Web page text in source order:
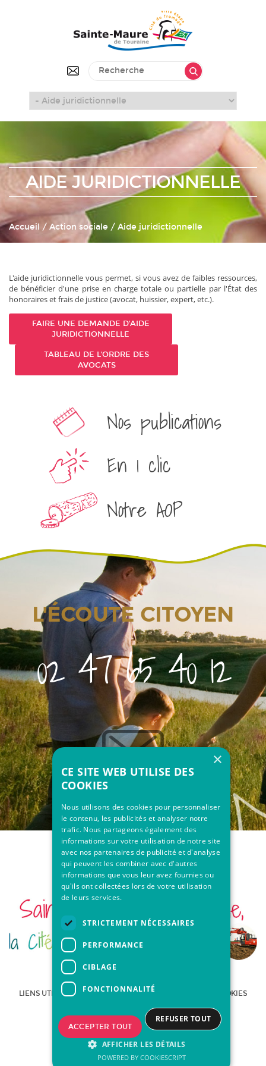
AIDE JURIDICTIONNELLE
Accueil / Action sociale / Aide juridictionnelle
L'aide juridictionnelle vous permet, si vous avez de faibles ressources,
de bénéficier d'une prise en charge totale ou partielle par l'État des
honoraires et frais de justice (avocat, huissier, expert, etc.).
FAIRE UNE DEMANDE D'AIDE
JURIDICTIONNELLE
TABLEAU DE L'ORDRE DES
AVOCATS
Nos publications
En 1 clic
Notre AOP
L'ÉCOUTE CITOYEN
02 47 65 40 12
LIENS UTILES MENTIONS LÉGALES
UTILISATION DES COOKIES
×
CE SITE WEB UTILISE DES
COOKIES
Nous utilisons des cookies pour personnaliser
le contenu, les publicités et analyser notre
trafic. Nous partageons également des
informations sur votre utilisation de notre site
avec nos partenaires de publicité et d'analyse
qui peuvent les combiner avec d'autres
informations que vous leur avez fournies ou
qu'ils ont collectées lors de votre utilisation
de leurs services.
STRICTEMENT NÉCESSAIRES
PERFORMANCE
CIBLAGE
FONCTIONNALITÉ
ACCEPTER TOUT
REFUSER TOUT
AFFICHER LES DÉTAILS
POWERED BY COOKIESCRIPT